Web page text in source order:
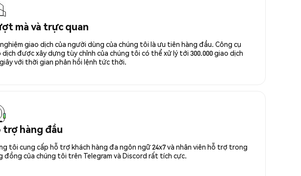
mà và trực quan
giao dịch của người dùng của chúng tôi là ưu tiên hàng đầu. Công cụ
dịch được xây dựng tùy chỉnh của chúng tôi có thể xử lý tới 300.000 giao dịch
với thời gian phản hồi lệnh tức thời.
trợ hàng đầu
tôi cung cấp hỗ trợ khách hàng đa ngôn ngữ 24x7 và nhân viên hỗ trợ trong
đồng của chúng tôi trên Telegram và Discord rất tích cực.